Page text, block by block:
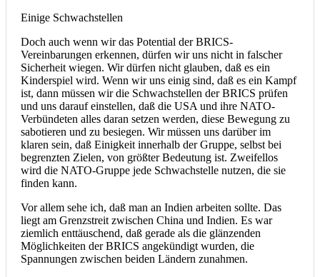
Einige Schwachstellen
Doch auch wenn wir das Potential der BRICS-
Vereinbarungen erkennen, dürfen wir uns nicht in falscher
Sicherheit wiegen. Wir dürfen nicht glauben, daß es ein
Kinderspiel wird. Wenn wir uns einig sind, daß es ein Kampf
ist, dann müssen wir die Schwachstellen der BRICS prüfen
und uns darauf einstellen, daß die USA und ihre NATO-
Verbündeten alles daran setzen werden, diese Bewegung zu
sabotieren und zu besiegen. Wir müssen uns darüber im
klaren sein, daß Einigkeit innerhalb der Gruppe, selbst bei
begrenzten Zielen, von größter Bedeutung ist. Zweifellos
wird die NATO-Gruppe jede Schwachstelle nutzen, die sie
finden kann.
Vor allem sehe ich, daß man an Indien arbeiten sollte. Das
liegt am Grenzstreit zwischen China und Indien. Es war
ziemlich enttäuschend, daß gerade als die glänzenden
Möglichkeiten der BRICS angekündigt wurden, die
Spannungen zwischen beiden Ländern zunahmen.